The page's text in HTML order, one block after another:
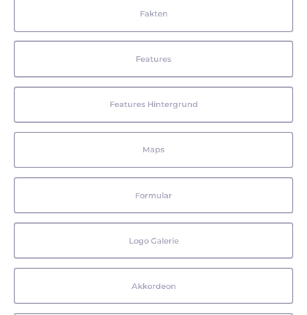
Fakten
Features
Features Hintergrund
Maps
Formular
Logo Galerie
Akkordeon